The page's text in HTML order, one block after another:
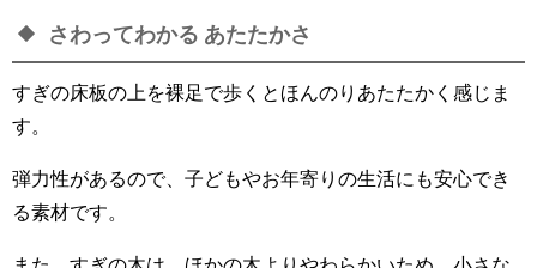
さわってわかる あたたかさ
すぎの床板の上を裸足で歩くとほんのりあたたかく感じま
す。
弾力性があるので、子どもやお年寄りの生活にも安心でき
る素材です。